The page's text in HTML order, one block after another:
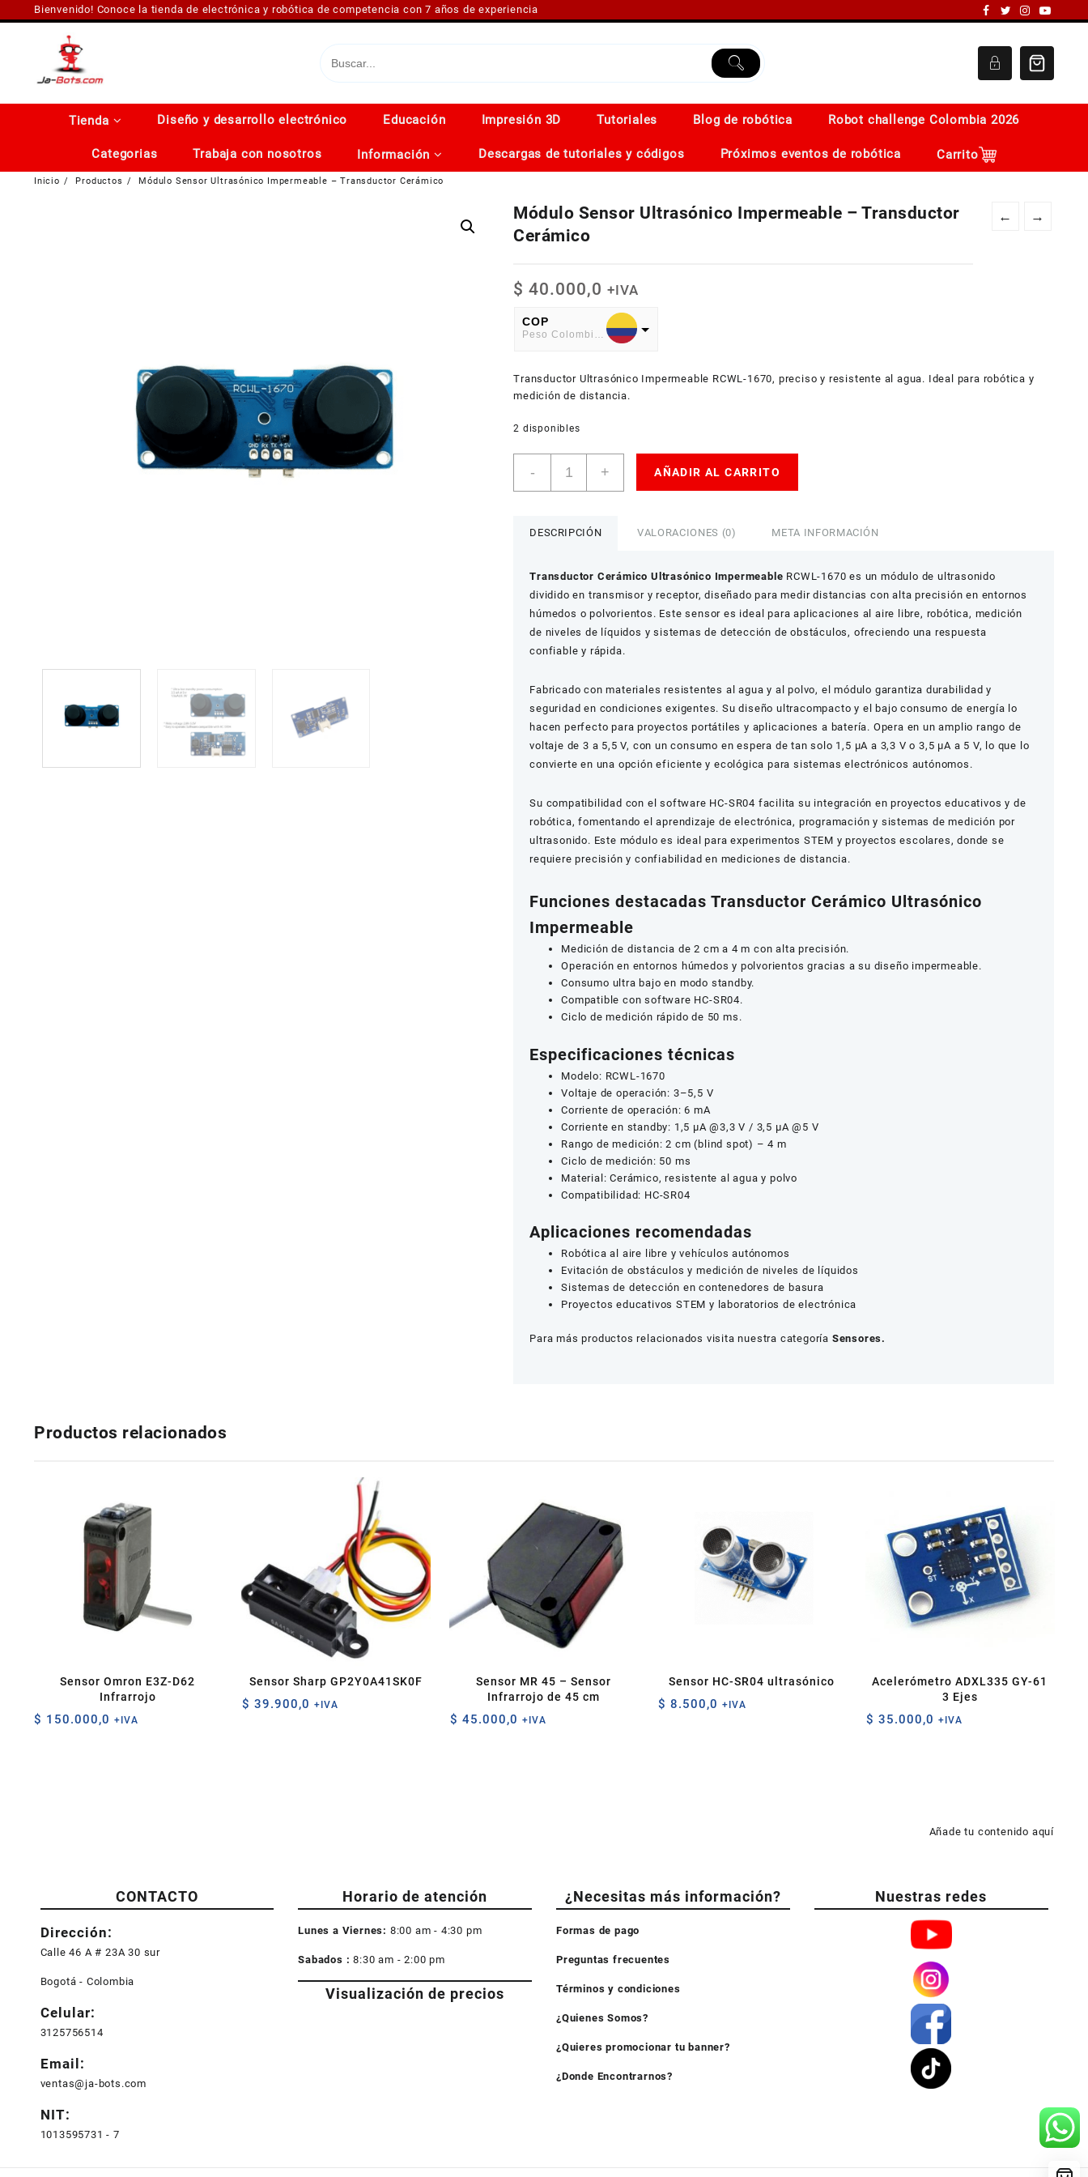
al
Bienvenido! Conoce la tienda de electrónica y robótica de competencia con 7 años de experiencia
Tienda Diseño y desarrollo electrónico Educación Impresión 3D Tutoriales Blog de robótica Robot challenge Colombia 2026
Categorias Trabaja con nosotros Información Descargas de tutoriales y códigos Próximos eventos de robótica Carrito
Inicio Productos Módulo Sensor Ultrasónico Impermeable – Transductor Cerámico
← →
Módulo Sensor Ultrasónico Impermeable – Transductor
Cerámico
$ 40.000,0 +IVA
COP
Peso Colombiano
American Dollar
Transductor Ultrasónico Impermeable RCWL-1670, preciso y resistente al agua. Ideal para robótica y
medición de distancia.
2 disponibles
-
Sensor
-
cantidad
+ AÑADIR AL CARRITO
DESCRIPCIÓN VALORACIONES (0) META INFORMACIÓN
Transductor Cerámico Ultrasónico Impermeable RCWL-1670 es un módulo de ultrasonido
dividido en transmisor y receptor, diseñado para medir distancias con alta precisión en entornos
húmedos o polvorientos. Este sensor es ideal para aplicaciones al aire libre, robótica, medición
de niveles de líquidos y sistemas de detección de obstáculos, ofreciendo una respuesta
confiable y rápida.
Fabricado con materiales resistentes al agua y al polvo, el módulo garantiza durabilidad y
seguridad en condiciones exigentes. Su diseño ultracompacto y el bajo consumo de energía lo
hacen perfecto para proyectos portátiles y aplicaciones a batería. Opera en un amplio rango de
voltaje de 3 a 5,5 V, con un consumo en espera de tan solo 1,5 µA a 3,3 V o 3,5 µA a 5 V, lo que lo
convierte en una opción eficiente y ecológica para sistemas electrónicos autónomos.
Su compatibilidad con el software HC-SR04 facilita su integración en proyectos educativos y de
robótica, fomentando el aprendizaje de electrónica, programación y sistemas de medición por
ultrasonido. Este módulo es ideal para experimentos STEM y proyectos escolares, donde se
requiere precisión y confiabilidad en mediciones de distancia.
Funciones destacadas Transductor Cerámico Ultrasónico
Impermeable
Medición de distancia de 2 cm a 4 m con alta precisión.
Operación en entornos húmedos y polvorientos gracias a su diseño impermeable.
Consumo ultra bajo en modo standby.
Compatible con software HC-SR04.
Ciclo de medición rápido de 50 ms.
Especificaciones técnicas
Modelo: RCWL-1670
Voltaje de operación: 3–5,5 V
Corriente de operación: 6 mA
Corriente en standby: 1,5 µA @3,3 V / 3,5 µA @5 V
Rango de medición: 2 cm (blind spot) – 4 m
Ciclo de medición: 50 ms
Material: Cerámico, resistente al agua y polvo
Compatibilidad: HC-SR04
Aplicaciones recomendadas
Robótica al aire libre y vehículos autónomos
Evitación de obstáculos y medición de niveles de líquidos
Sistemas de detección en contenedores de basura
Proyectos educativos STEM y laboratorios de electrónica
Para más productos relacionados visita nuestra categoría Sensores.
Productos relacionados
Sensor Omron E3Z-D62
Infrarrojo
$ 150.000,0 +IVA
Sensor Sharp GP2Y0A41SK0F
$ 39.900,0 +IVA
Sensor MR 45 – Sensor
Infrarrojo de 45 cm
$ 45.000,0 +IVA
Sensor HC-SR04 ultrasónico
$ 8.500,0 +IVA
Acelerómetro ADXL335 GY-61
3 Ejes
$ 35.000,0 +IVA
Añade tu contenido aquí
CONTACTO
Dirección:
Calle 46 A # 23A 30 sur
Bogotá - Colombia
Celular:
3125756514
Email:
ventas@ja-bots.com
NIT:
1013595731 - 7
Horario de atención
Lunes a Viernes: 8:00 am - 4:30 pm
Sabados :8:30 am - 2:00 pm
Visualización de precios
¿Necesitas más información?
Formas de pago
Preguntas frecuentes
Términos y condiciones
¿Quienes Somos?
¿Quieres promocionar tu banner?
¿Donde Encontrarnos?
Nuestras redes